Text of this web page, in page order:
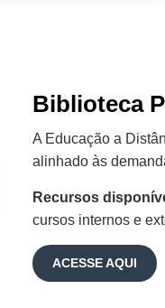
Biblioteca
A Educação a
alinhado às
Recursos
cursos internos e
ACESSE AQUI